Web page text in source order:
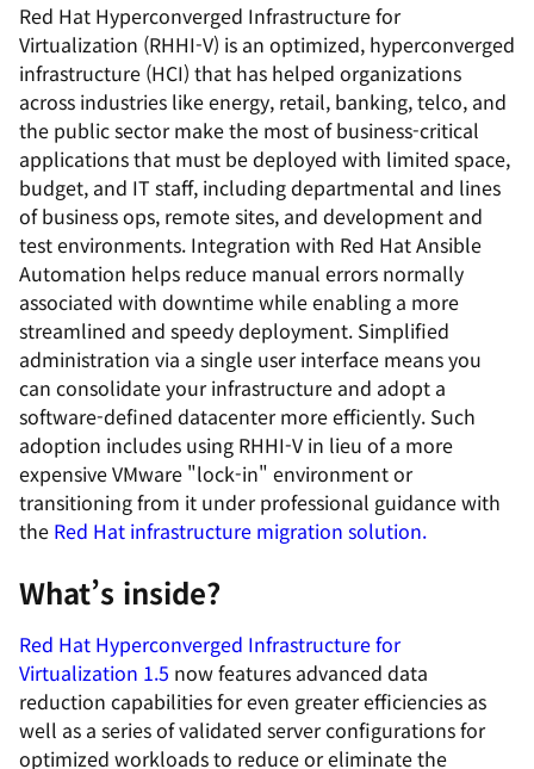
Red Hat Hyperconverged Infrastructure for
Virtualization (RHHI-V) is an optimized, hyperconverged
infrastructure (HCI) that has helped organizations
across industries like energy, retail, banking, telco, and
the public sector make the most of business-critical
applications that must be deployed with limited space,
budget, and IT staff, including departmental and lines
of business ops, remote sites, and development and
test environments. Integration with Red Hat Ansible
Automation helps reduce manual errors normally
associated with downtime while enabling a more
streamlined and speedy deployment. Simplified
administration via a single user interface means you
can consolidate your infrastructure and adopt a
software-defined datacenter more efficiently. Such
adoption includes using RHHI-V in lieu of a more
expensive VMware "lock-in" environment or
transitioning from it under professional guidance with
the Red Hat infrastructure migration solution.
What’s inside?
Red Hat Hyperconverged Infrastructure for
Virtualization 1.5 now features advanced data
reduction capabilities for even greater efficiencies as
well as a series of validated server configurations for
optimized workloads to reduce or eliminate the